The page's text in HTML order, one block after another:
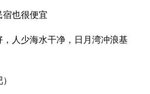
也很便宜
，人少海水干净，日月湾冲浪基